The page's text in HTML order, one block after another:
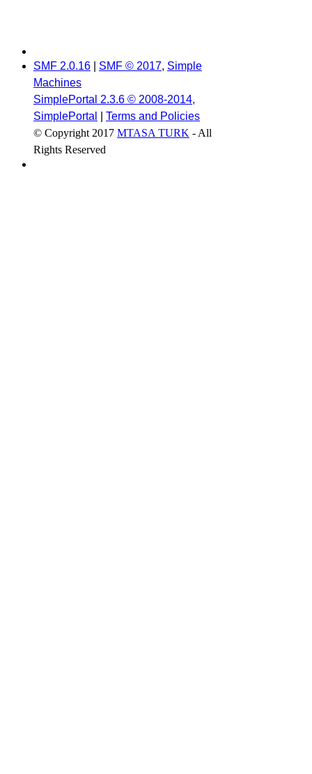
SMF 2.0.16 SMF © 2017, Simple
Machines
SimplePortal 2.3.6 © 2008-2014,
SimplePortal
Terms and Policies
© Copyright 2017 MTASA TURK - All
Rights Reserved